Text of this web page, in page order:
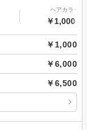
ヘアカラー
￥1,000～
￥1,000
￥6,000
￥6,500